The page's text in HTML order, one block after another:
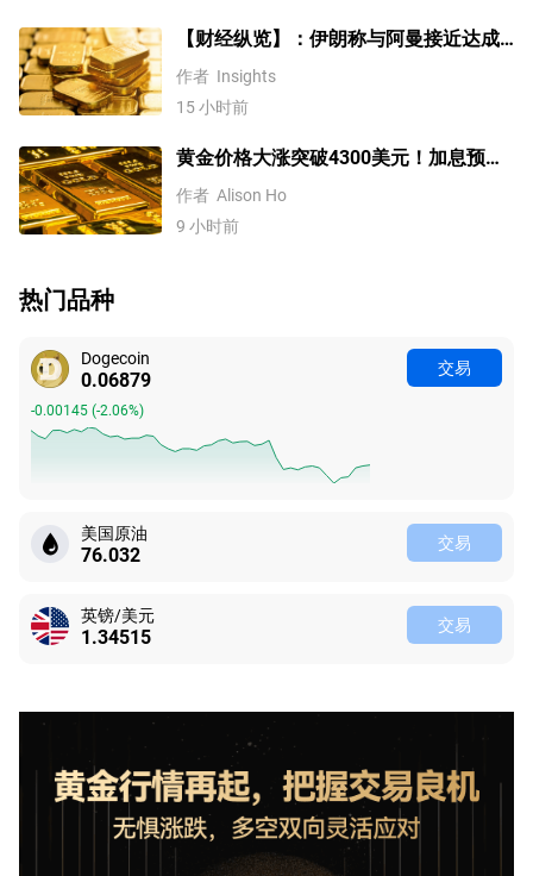
【财经纵览】：伊朗称与阿曼接近达成
协议，黄金涨超200美元、WTI原油三连
跌，道指续创历史新高！
作者 Insights
15 小时前
黄金价格大涨突破4300美元！加息预期
降温叠加央行购金，未来继续涨？
作者 Alison Ho
9 小时前
热门品种
Dogecoin
0.06879
-0.00145(-2.06%)
交易
美国原油
76.032 交易
英镑/美元
1.34515 交易